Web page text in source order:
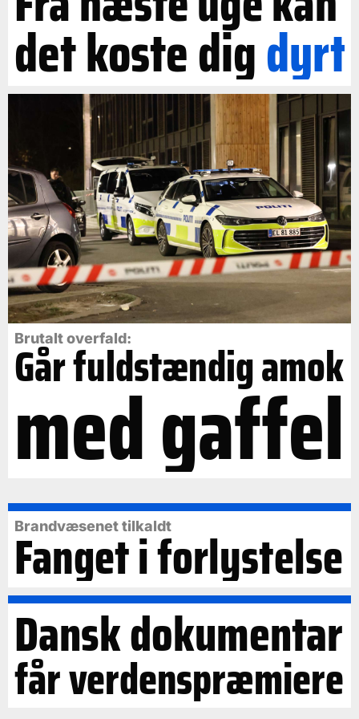
det koste digdyrt
Brutalt overfald:
Går fuldstændig amok
med gaffel
Brandvæsenet tilkaldt
Fanget i forlystelse
Dansk dokumentar
får verdenspræmiere